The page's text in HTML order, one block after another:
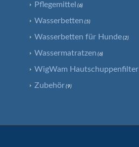
Pflegemittel (6)
Wasserbetten (5)
Wasserbetten für Hunde (2)
Wassermatratzen (6)
WigWam Hautschuppenfilter
Zubehör (9)